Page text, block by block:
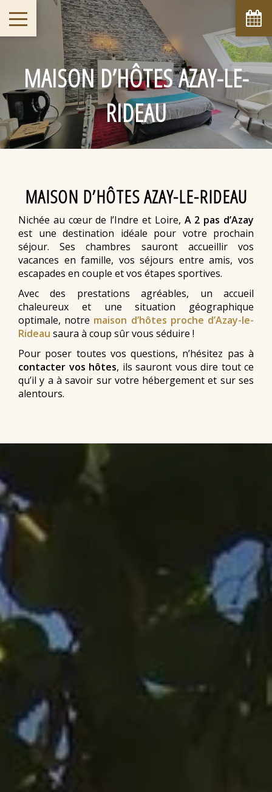
MAISON D’HÔTES AZAY-LE-
RIDEAU
MAISON D’HÔTES AZAY-LE-RIDEAU
Nichée au cœur de l’Indre et Loire, A 2 pas d’Azay
est une destination idéale pour votre prochain
séjour. Ses chambres sauront accueillir vos
vacances en famille, vos séjours entre amis, vos
escapades en couple et vos étapes sportives.
Avec des prestations agréables, un accueil
chaleureux et une situation géographique
optimale, notre maison d’hôtes proche d’Azay-le-
Rideau saura à coup sûr vous séduire !
Pour poser toutes vos questions, n’hésitez pas à
contacter vos hôtes, ils sauront vous dire tout ce
qu’il y a à savoir sur votre hébergement et sur ses
alentours.
août
lun mer jeu ven sam
1
-
2
-
-
4
-
5
-
6
-
7
-
8
-
9
-
10
-
11
-
12
-
13
-
14
-
15
-
16
-
17
-
18
-
20
-
21
-
22
-
23
A partir de
-
Site Officiel
Meilleur tarif garanti